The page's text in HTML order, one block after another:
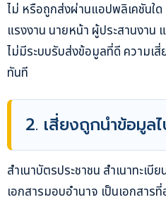
ไม่ หรือถูกส่งผ่านแอปพลิเคชันใ
แรงงาน นายหน้า ผู้ประสานงา
ไม่มีระบบรับส่งข้อมูลที่ดี ความเ
ทันที
2. เสี่ยงถูกนำข้อมูล
สำเนาบัตรประชาชน สำเนาทะเ
เอกสารมอบอำนาจ เป็นเอกสาร